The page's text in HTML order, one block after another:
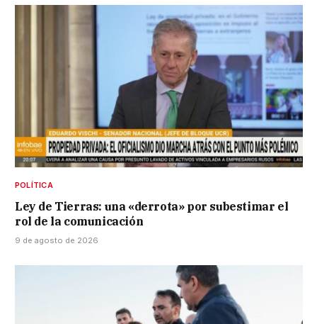
POLÍTICA
Ley de Tierras: una «derrota» por subestimar el
rol de la comunicación
9 de agosto de 2026